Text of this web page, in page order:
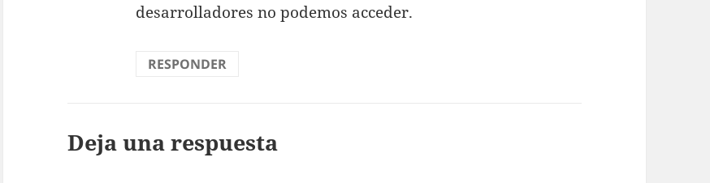
desarrolladores no podemos acceder.
RESPONDER
Deja una respuesta